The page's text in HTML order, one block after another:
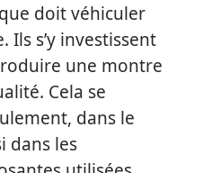
doit véhiculer
s’y investissent
une montre
Cela se
dans le
dans les